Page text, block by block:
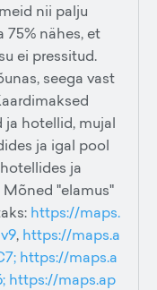
nii palju
75% nähes, et
ei pressitud.
seega vast
ja hotellid, mujal
ja igal pool
ja
"elamus"
https://maps.
, https://maps.a
https://maps.a
https://maps.ap